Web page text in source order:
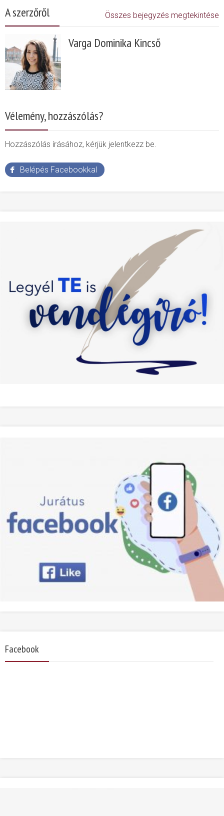
A szerzőről Összes bejegyzés megtekintése
Varga Dominika Kincső
Vélemény, hozzászólás?
Hozzászólás írásához, kérjük jelentkezz be.
Belépés Facebookkal
Facebook